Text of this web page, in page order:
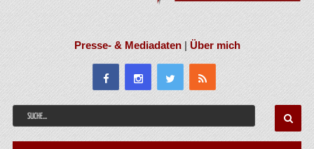
Presse- & Mediadaten|Über mich